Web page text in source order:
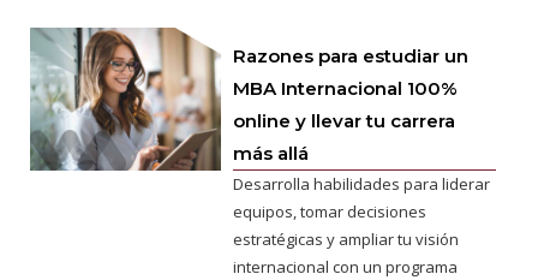
Razones para estudiar un
MBA Internacional 100%
online y llevar tu carrera
más allá
Desarrolla habilidades para liderar
equipos, tomar decisiones
estratégicas y ampliar tu visión
internacional con un programa